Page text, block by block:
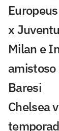
x
Milan e
amistoso
Baresi
Chelsea